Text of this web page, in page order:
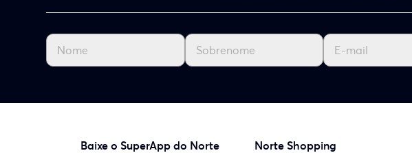
Baixe o SuperApp do Norte
Norte Shopping